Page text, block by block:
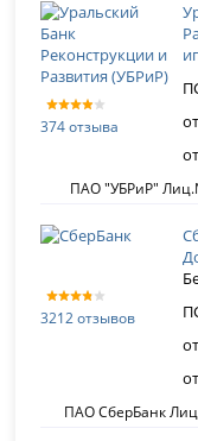
374 отзыва
ПАО "УБРиР"
3212 отзывов
от
ПАО СберБанк